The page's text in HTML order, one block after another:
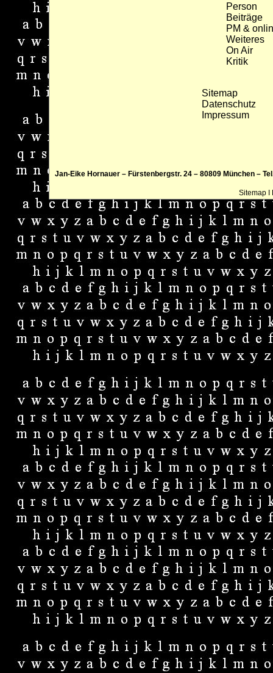
Person
Beiträge
PM &
Weiteres
On Air
Kritik
Sitemap
Datenschutz
Impressum
Jan-Eike Hornauer – Fürstenbergstr. 24 – 80809 München –
SitemapI